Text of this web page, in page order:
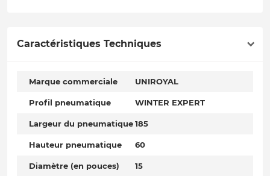
Caractéristiques Techniques
Marque commerciale UNIROYAL
Profil pneumatique WINTER EXPERT
Largeur du pneumatique185
Hauteur pneumatique 60
Diamètre (en pouces) 15